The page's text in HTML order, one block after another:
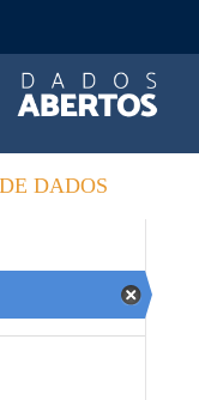
DADOS